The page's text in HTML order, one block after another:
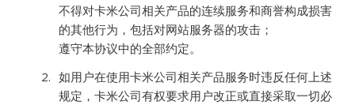
不得对卡米公司相关产品的连续服务和商誉构成损害
的其他行为，包括对网站服务器的攻击；
遵守本协议中的全部约定。
如用户在使用卡米公司相关产品服务时违反任何上述
规定，卡米公司有权要求用户改正或直接采取一切必